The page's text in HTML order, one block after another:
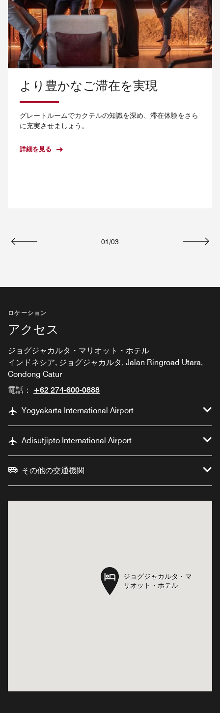
より豊かなご滞在を実現
グレートルームでカクテルの知識を深め、滞在体験をさら
に充実させましょう。
詳細を見る
01 /03
ロケーション
アクセス
ジョグジャカルタ・マリオット・ホテル
インドネシア, ジョグジャカルタ, Jalan Ringroad Utara,
Condong Catur
電話：
+62 274-600-0888
Yogyakarta International Airport
Adisutjipto International Airport
その他の交通機関
ジョグジャカルタ・マ
リオット・ホテル
ジョグジャカルタ・マ
リオット・ホテル